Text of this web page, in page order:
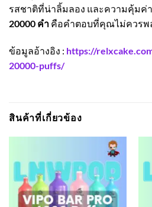
รสชาติที่น่าลิ้มลอง และความคุ้มค่
20000 คำ คือคำตอบที่คุณไม่ควรพ
ข้อมูลอ้างอิง : https://
20000-puffs/
สินค้าที่เกี่ยวข้อง